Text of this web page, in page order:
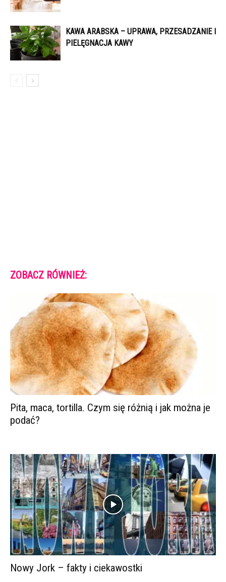
KAWA ARABSKA – UPRAWA, PRZESADZANIE I
PIELĘGNACJA KAWY
ZOBACZ RÓWNIEŻ:
Pita, maca, tortilla. Czym się różnią i jak można je
podać?
Nowy Jork – fakty i ciekawostki